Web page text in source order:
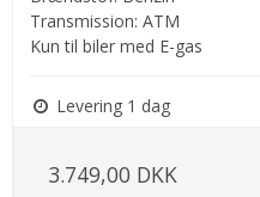
Transmission: ATM
Kun til biler med E-gas
Levering 1 dag
3.749,00 DKK